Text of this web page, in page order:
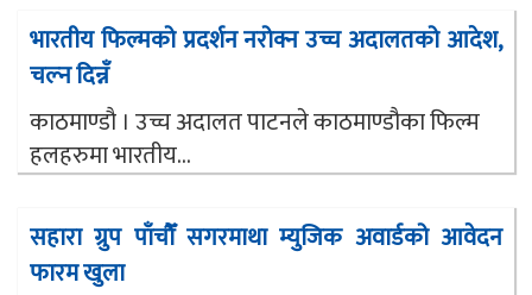
भारतीय फिल्मको प्रदर्शन नरोक्न उच्च अदालतको आदेश,
चल्न दिन्नँ
काठमाण्डौ । उच्च अदालत पाटनले काठमाण्डौका फिल्म
हलहरुमा भारतीय...
सहारा ग्रुप पाँचौँ सगरमाथा म्युजिक अवार्डको आवेदन
फारम खुला